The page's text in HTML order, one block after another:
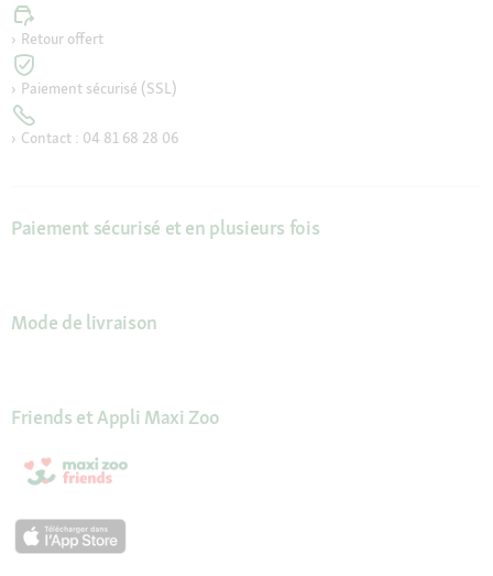
Retour offert
Paiement sécurisé (SSL)
Contact : 04 81 68 28 06
Paiement sécurisé et en plusieurs fois
Mode de livraison
Friends et Appli Maxi Zoo